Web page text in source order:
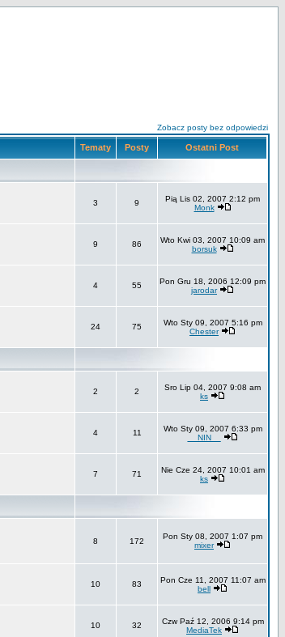
Zobacz posty bez odpowiedzi
Tematy Posty Ostatni Post
3 9
Pią Lis 02, 2007 2:12 pm
Monk
9 86
Wto Kwi 03, 2007 10:09 am
borsuk
4 55
Pon Gru 18, 2006 12:09 pm
jarodar
24 75
Wto Sty 09, 2007 5:16 pm
Chester
2 2
Sro Lip 04, 2007 9:08 am
ks
4 11
Wto Sty 09, 2007 6:33 pm
__NIN__
7 71
Nie Cze 24, 2007 10:01 am
ks
8 172
Pon Sty 08, 2007 1:07 pm
mixer
10 83
Pon Cze 11, 2007 11:07 am
bell
10 32
Czw Paź 12, 2006 9:14 pm
MediaTek